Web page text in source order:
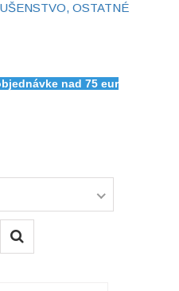
OSTATNÉ
nad 75 eur